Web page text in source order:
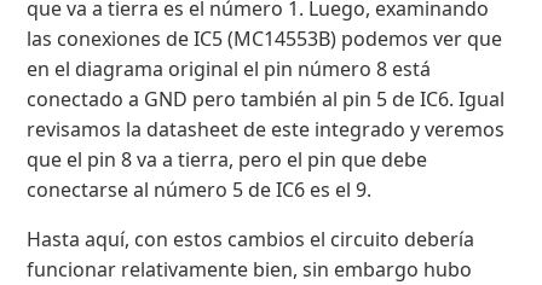
que va a tierra es el número 1. Luego, examinando
las conexiones de IC5 (MC14553B) podemos ver que
en el diagrama original el pin número 8 está
conectado a GND pero también al pin 5 de IC6. Igual
revisamos la datasheet de este integrado y veremos
que el pin 8 va a tierra, pero el pin que debe
conectarse al número 5 de IC6 es el 9.
Hasta aquí, con estos cambios el circuito debería
funcionar relativamente bien, sin embargo hubo